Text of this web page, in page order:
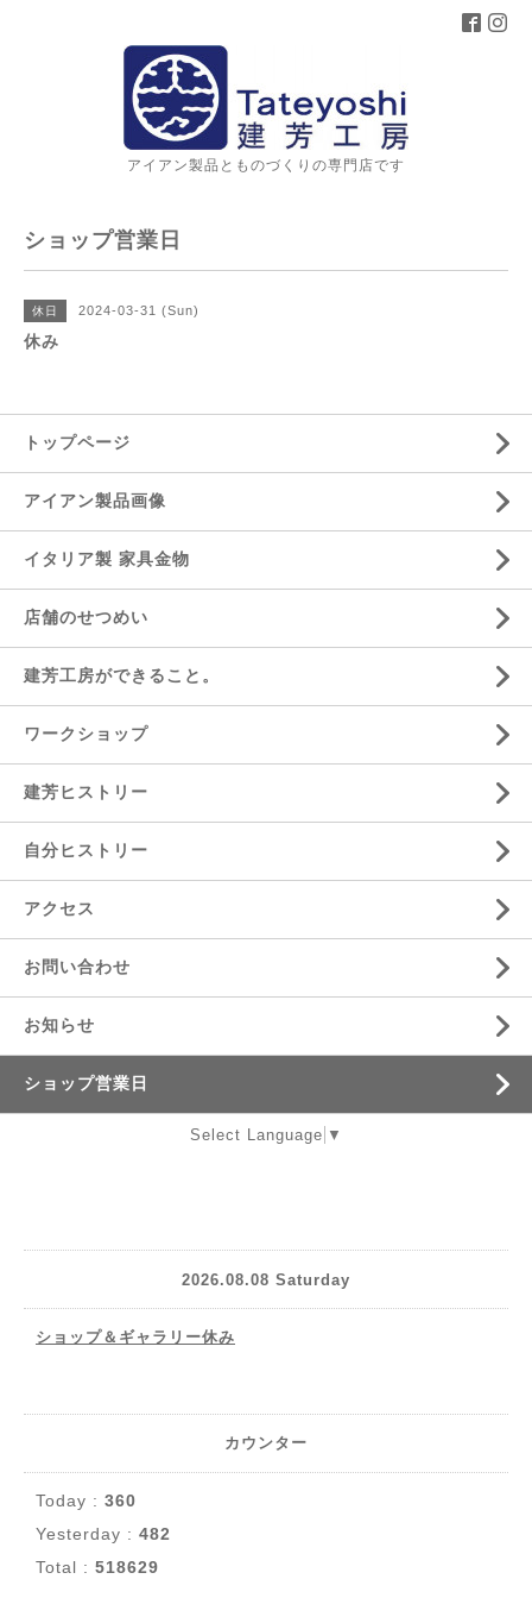
アイアン製品とものづくりの専門店です
ショップ営業日
休日 2024-03-31 (Sun)
休み
トップページ
アイアン製品画像
イタリア製 家具金物
店舗のせつめい
建芳工房ができること。
ワークショップ
建芳ヒストリー
自分ヒストリー
アクセス
お問い合わせ
お知らせ
ショップ営業日
Select Language ▼
2026.08.08 Saturday
ショップ＆ギャラリー休み
カウンター
Today : 360
Yesterday : 482
Total : 518629